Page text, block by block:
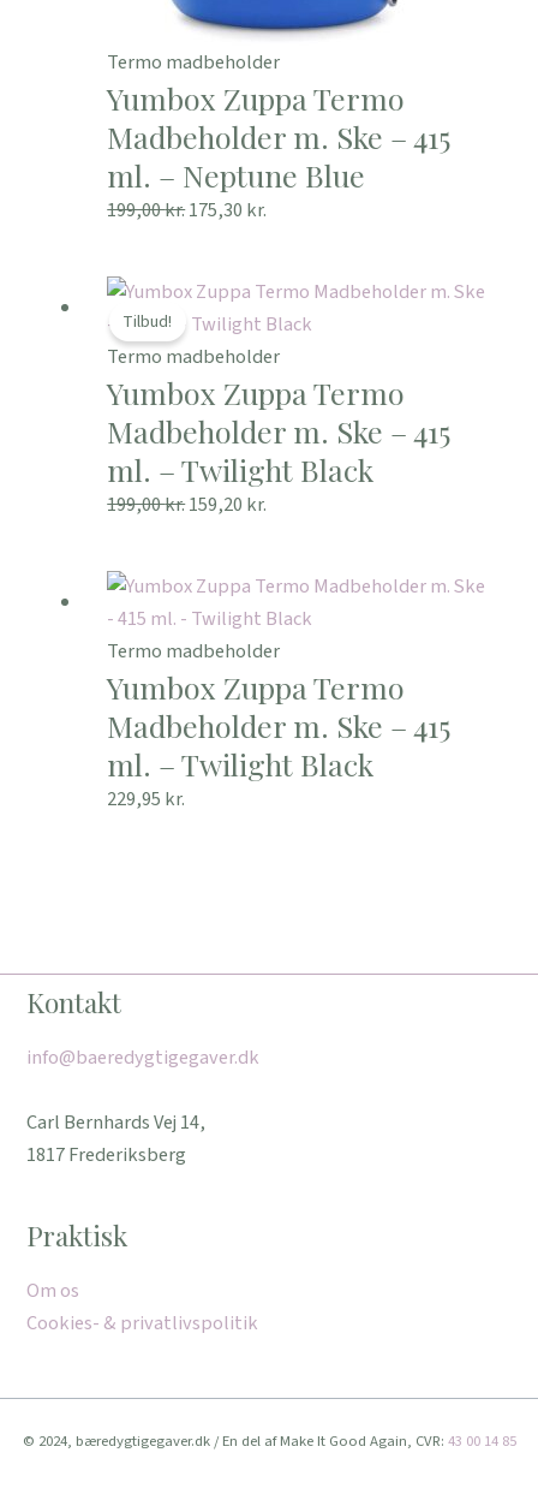
Termo madbeholder
Yumbox Zuppa Termo
Madbeholder m. Ske – 415
ml. – Neptune Blue
199,00kr.175,30 kr.
Tilbud!
Termo madbeholder
Yumbox Zuppa Termo
Madbeholder m. Ske – 415
ml. – Twilight Black
199,00kr.
Den
oprindelige
pris
var:
199,00 kr..
159,20 kr.
Den
aktuelle
pris
er:
159,20 kr..
Termo madbeholder
Yumbox Zuppa Termo
Madbeholder m. Ske – 415
ml. – Twilight Black
229,95 kr.
Kontakt
info@baeredygtigegaver.dk
Carl Bernhards Vej 14,
1817 Frederiksberg
Praktisk
Om os
Cookies- & privatlivspolitik
© 2024, bæredygtigegaver.dk / En del af Make It Good Again, CVR: 43 00 14 85